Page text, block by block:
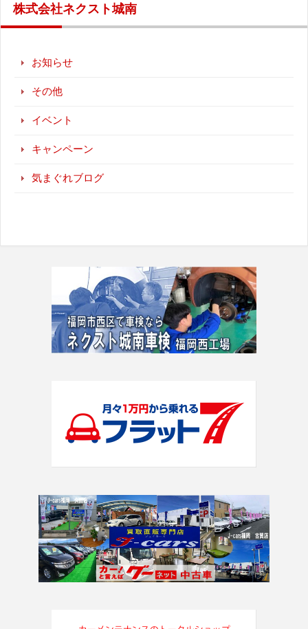
株式会社ネクスト城南
お知らせ
その他
イベント
キャンペーン
気まぐれブログ